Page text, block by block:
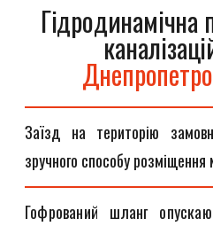
Гідродинамічна
Заїзд на територію
зручного способу
Гофрований шланг